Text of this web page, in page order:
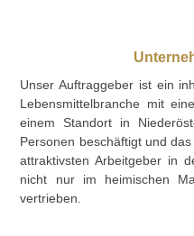
Unser Auftraggeber ist ein
Lebensmittelbranche mit
einem Standort in
Personen beschäftigt und
attraktivsten Arbeitgeber in
nicht nur im heimischen
vertrieben.